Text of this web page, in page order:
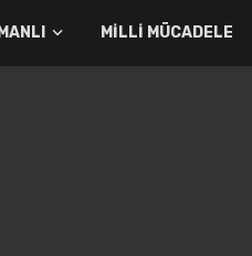
MILLI MÜCADELE